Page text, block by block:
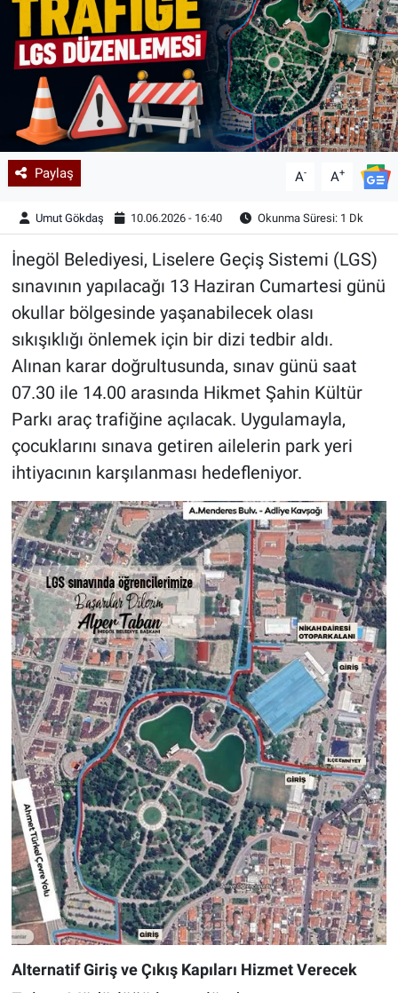
Paylaş A- A+
Umut Gökdaş 10.06.2026 - 16:40 Okunma Süresi: 1 Dk
İnegöl Belediyesi, Liselere Geçiş Sistemi (LGS)
sınavının yapılacağı 13 Haziran Cumartesi günü
okullar bölgesinde yaşanabilecek olası
sıkışıklığı önlemek için bir dizi tedbir aldı.
Alınan karar doğrultusunda, sınav günü saat
07.30 ile 14.00 arasında Hikmet Şahin Kültür
Parkı araç trafiğine açılacak. Uygulamayla,
çocuklarını sınava getiren ailelerin park yeri
ihtiyacının karşılanması hedefleniyor.
Alternatif Giriş ve Çıkış Kapıları Hizmet Verecek
Teknoloji
Yazarlar
Astroloji-Rüya